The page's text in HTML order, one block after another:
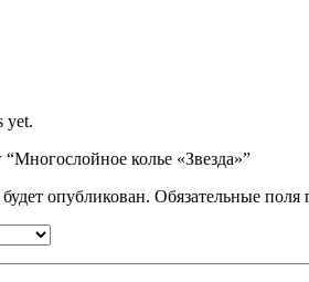
yet.
колье «Звезда»”
опубликован. Обязательные